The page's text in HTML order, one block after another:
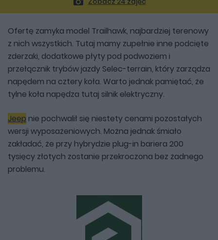
Ofertę zamyka model Trailhawk, najbardziej terenowy
z nich wszystkich. Tutaj mamy zupełnie inne podcięte
zderzaki, dodatkowe płyty pod podwoziem i
przełącznik trybów jazdy Selec-terrain, który zarządza
napędem na cztery koła. Warto jednak pamiętać, że
tylne koła napędza tutaj silnik elektryczny.
Jeep nie pochwalił się niestety cenami pozostałych
wersji wyposażeniowych. Można jednak śmiało
zakładać, że przy hybrydzie plug-in bariera 200
tysięcy złotych zostanie przekroczona bez żadnego
problemu.